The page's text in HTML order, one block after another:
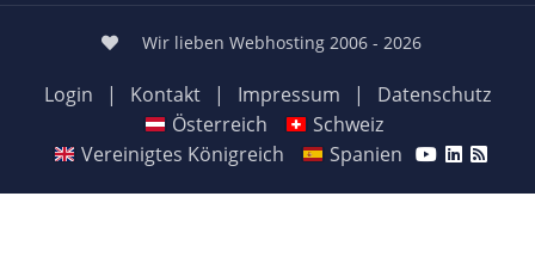
Wir lieben Webhosting 2006 - 2026
Login | Kontakt | Impressum |
Datenschutz
Österreich
Schweiz
Vereinigtes Königreich
Spanien